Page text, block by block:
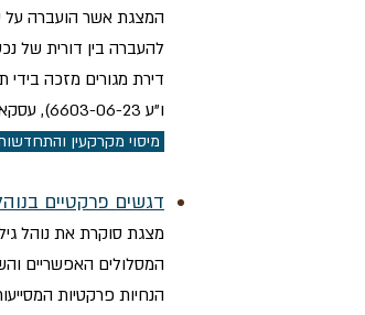
המצגת אשר הועברה על
דירת מגורים מזכה בידי
ו"ע 6603-06-23), עסקאות אקראי במקרקעין, והעברת נכסים בתנאים מוטבים לפי הוראת השעה עד תום שנת 2025.
מיסוי מקרקעין
​דגשים פרקטיים בנוהל
המסלולים האפשריים
הנחיות פרקטיות